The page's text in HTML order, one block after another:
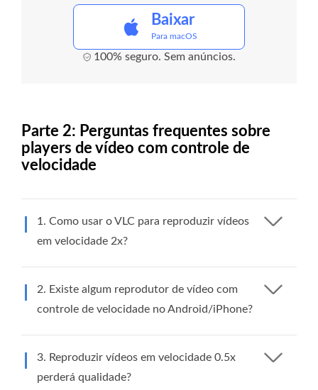
Baixar
Para macOS
100% seguro. Sem anúncios.
Parte 2: Perguntas frequentes sobre
players de vídeo com controle de
velocidade
1. Como usar o VLC para reproduzir vídeos
em velocidade 2x?
2. Existe algum reprodutor de vídeo com
controle de velocidade no Android/iPhone?
3. Reproduzir vídeos em velocidade 0.5x
perderá qualidade?